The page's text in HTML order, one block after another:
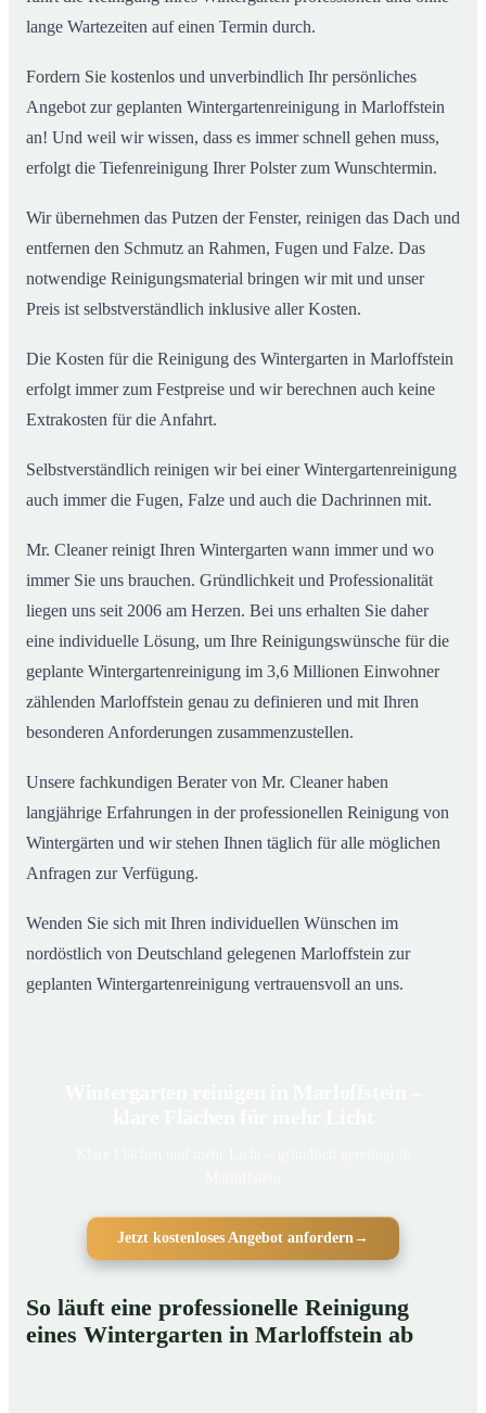
lange Wartezeiten auf einen Termin durch.
Fordern Sie kostenlos und unverbindlich Ihr persönliches
Angebot zur geplanten Wintergartenreinigung in Marloffstein
an! Und weil wir wissen, dass es immer schnell gehen muss,
erfolgt die Tiefenreinigung Ihrer Polster zum Wunschtermin.
Wir übernehmen das Putzen der Fenster, reinigen das Dach und
entfernen den Schmutz an Rahmen, Fugen und Falze. Das
notwendige Reinigungsmaterial bringen wir mit und unser
Preis ist selbstverständlich inklusive aller Kosten.
Die Kosten für die Reinigung des Wintergarten in Marloffstein
erfolgt immer zum Festpreise und wir berechnen auch keine
Extrakosten für die Anfahrt.
Selbstverständlich reinigen wir bei einer Wintergartenreinigung
auch immer die Fugen, Falze und auch die Dachrinnen mit.
Mr. Cleaner reinigt Ihren Wintergarten wann immer und wo
immer Sie uns brauchen. Gründlichkeit und Professionalität
liegen uns seit 2006 am Herzen. Bei uns erhalten Sie daher
eine individuelle Lösung, um Ihre Reinigungswünsche für die
geplante Wintergartenreinigung im 3,6 Millionen Einwohner
zählenden Marloffstein genau zu definieren und mit Ihren
besonderen Anforderungen zusammenzustellen.
Unsere fachkundigen Berater von Mr. Cleaner haben
langjährige Erfahrungen in der professionellen Reinigung von
Wintergärten und wir stehen Ihnen täglich für alle möglichen
Anfragen zur Verfügung.
Wenden Sie sich mit Ihren individuellen Wünschen im
nordöstlich von Deutschland gelegenen Marloffstein zur
geplanten Wintergartenreinigung vertrauensvoll an uns.
Jetzt kostenloses Angebot anfordern→
So läuft eine professionelle Reinigung
eines Wintergarten in Marloffstein ab